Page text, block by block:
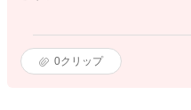
0クリップ